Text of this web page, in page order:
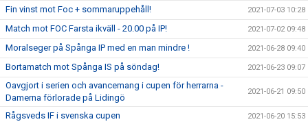
Fin vinst mot Foc + sommaruppehåll! 2021-07-03 10:28
Match mot FOC Farsta ikväll - 20.00 på IP! 2021-07-02 09:48
Moralseger på Spånga IP med en man mindre ! 2021-06-28 09:40
Bortamatch mot Spånga IS på söndag! 2021-06-23 09:07
Oavgjort i serien och avancemang i cupen för herrarna -
Damerna förlorade på Lidingö
2021-06-21 09:50
Rågsveds IF i svenska cupen 2021-06-20 15:53